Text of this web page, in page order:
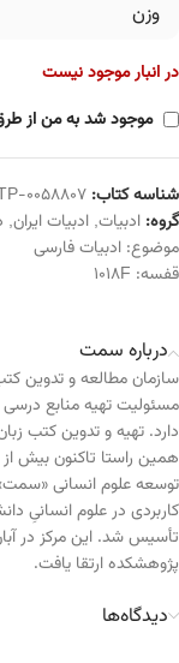
وزن
در انبار موجود نیست
موجود شد به من از
شناسه کتاب: 0058807
گروه: ادبیات, ادبیات ایران,
موضوع: ادبیات فارسی
قفسه: 1018F
درباره سمت
سازمان مطالعه و تدوین
مسئولیت تهیه منابع درسی
دارد. تهیه و تدوین کتب
کاربردی در علوم انسانیِ
پژوهشکده ارتقا یافت.
دیدگاه‌ها